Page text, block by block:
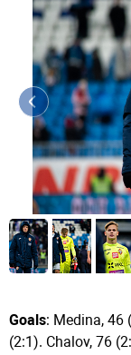
Goals: Medina, 46
(2:1). Chalov, 76